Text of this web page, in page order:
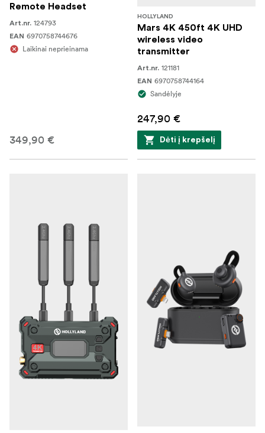
Remote Headset
Art.nr. 124793
EAN 6970758744676
Laikinai neprieinama
349,90 €
HOLLYLAND
Mars 4K 450ft 4K UHD
wireless video
transmitter
Art.nr. 121181
EAN 6970758744164
Sandėlyje
247,90 €
Dėti į krepšelį